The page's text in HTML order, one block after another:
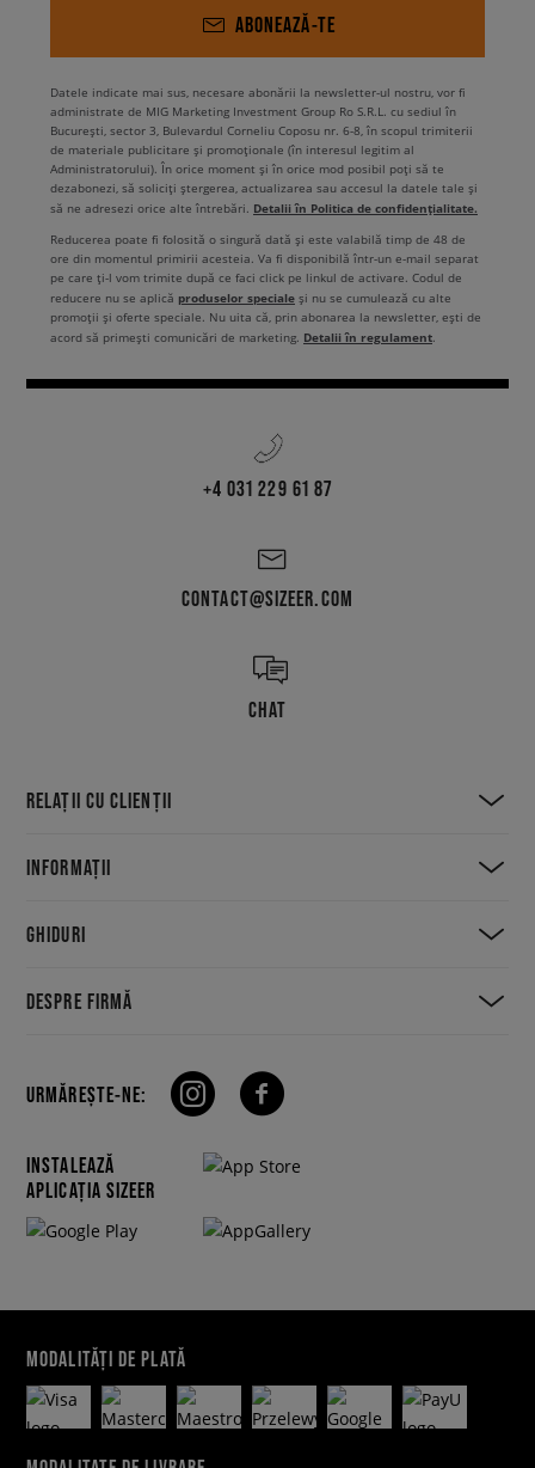
ABONEAZĂ-TE
Datele indicate mai sus, necesare abonării la newsletter-ul nostru, vor fi
administrate de MIG Marketing Investment Group Ro S.R.L. cu sediul în
București, sector 3, Bulevardul Corneliu Coposu nr. 6-8, în scopul trimiterii
de materiale publicitare și promoționale (în interesul legitim al
Administratorului). În orice moment și în orice mod posibil poți să te
dezabonezi, să soliciți ștergerea, actualizarea sau accesul la datele tale și
să ne adresezi orice alte întrebări. Detalii în Politica de confidențialitate.
Reducerea poate fi folosită o singură dată și este valabilă timp de 48 de
ore din momentul primirii acesteia. Va fi disponibilă într-un e-mail separat
pe care ți-l vom trimite după ce faci click pe linkul de activare. Codul de
reducere nu se aplică produselor speciale și nu se cumulează cu alte
promoții și oferte speciale. Nu uita că, prin abonarea la newsletter, ești de
acord să primești comunicări de marketing. Detalii în regulament.
+4 031 229 61 87
CONTACT@SIZEER.COM
CHAT
RELAȚII CU CLIENȚII
INFORMAȚII
GHIDURI
DESPRE FIRMĂ
URMĂREȘTE-NE:
INSTALEAZĂ
APLICAȚIA SIZEER
MODALITĂȚI DE PLATĂ